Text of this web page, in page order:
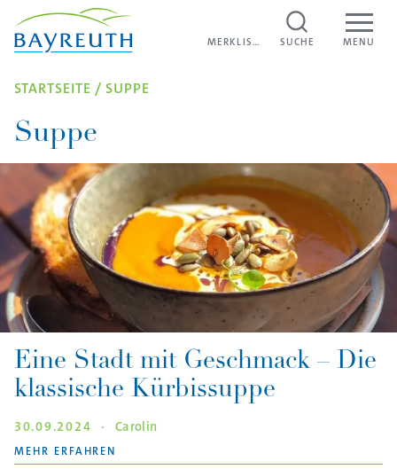
Direkt zum Inhalt
MENU
SUCHE
MERKLISTE
STARTSEITE / SUPPE
Suppe
Eine Stadt mit Geschmack – Die
klassische Kürbissuppe
30.09.2024 · Carolin
MEHR ERFAHREN